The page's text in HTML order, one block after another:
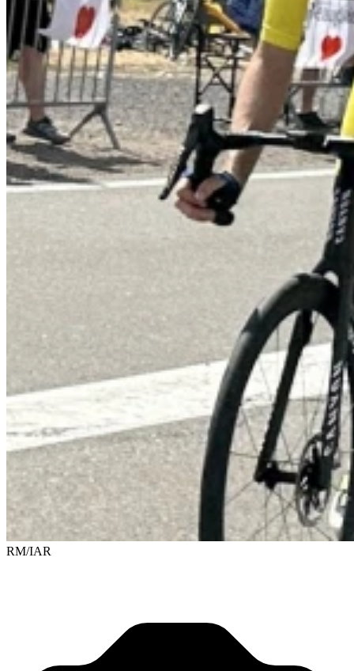
RM/IAR